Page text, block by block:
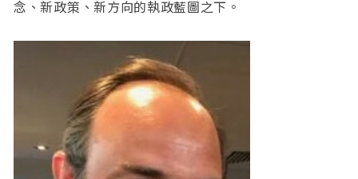
念、新政策、新方向的執政藍圖之下。